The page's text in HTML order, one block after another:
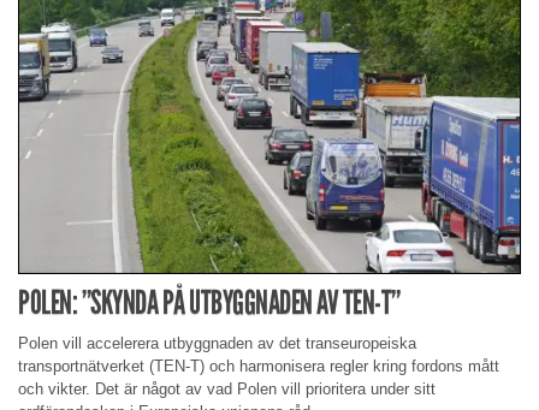
POLEN: ”SKYNDA PÅ UTBYGGNADEN AV TEN-T”
Polen vill accelerera utbyggnaden av det transeuropeiska
transportnätverket (TEN-T) och harmonisera regler kring fordons mått
och vikter. Det är något av vad Polen vill prioritera under sitt